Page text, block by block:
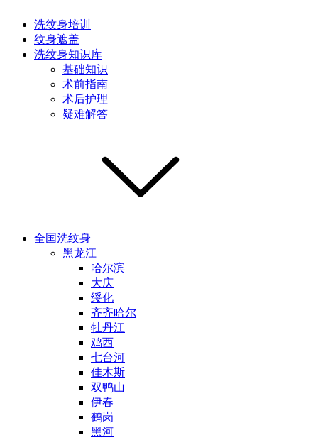
洗纹身培训
纹身遮盖
洗纹身知识库
基础知识
术前指南
术后护理
疑难解答
全国洗纹身
黑龙江
哈尔滨
大庆
绥化
齐齐哈尔
牡丹江
鸡西
七台河
佳木斯
双鸭山
伊春
鹤岗
黑河